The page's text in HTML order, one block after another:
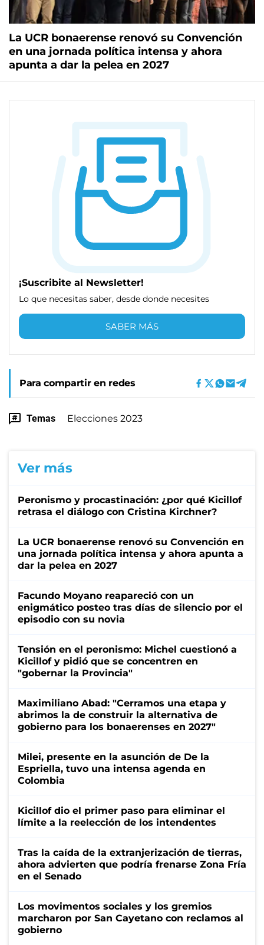
La UCR bonaerense renovó su Convención
en una jornada política intensa y ahora
apunta a dar la pelea en 2027
¡Suscribite al Newsletter!
Lo que necesitas saber, desde donde necesites
SABER MÁS
Para compartir en redes
Temas Elecciones 2023
Ver más
Peronismo y procastinación: ¿por qué Kicillof
retrasa el diálogo con Cristina Kirchner?
La UCR bonaerense renovó su Convención en
una jornada política intensa y ahora apunta a
dar la pelea en 2027
Facundo Moyano reapareció con un
enigmático posteo tras días de silencio por el
episodio con su novia
Tensión en el peronismo: Michel cuestionó a
Kicillof y pidió que se concentren en
"gobernar la Provincia"
Maximiliano Abad: "Cerramos una etapa y
abrimos la de construir la alternativa de
gobierno para los bonaerenses en 2027"
Milei, presente en la asunción de De la
Espriella, tuvo una intensa agenda en
Colombia
Kicillof dio el primer paso para eliminar el
límite a la reelección de los intendentes
Tras la caída de la extranjerización de tierras,
ahora advierten que podría frenarse Zona Fría
en el Senado
Los movimentos sociales y los gremios
marcharon por San Cayetano con reclamos al
gobierno